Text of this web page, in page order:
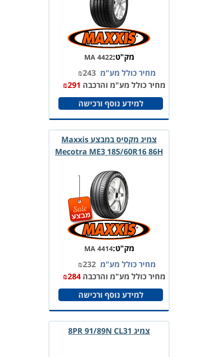
מק"ט:MA 4422
מחיר כולל מע"מ ₪243
מחיר כולל מע"מ והרכבה
₪291
למידע נוסף ורכישה
צמיג מקסיס במבצע Maxxis
Mecotra ME3 185/60R16 86H
מק"ט:MA 4414
מחיר כולל מע"מ ₪232
מחיר כולל מע"מ והרכבה
₪284
למידע נוסף ורכישה
צמיג 8PR 91/89N CL31